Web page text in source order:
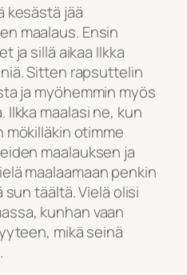
kesästä jää
maalaus. Ensin
ja sillä aikaa Ilkka
Sitten rapsuttelin
ja myöhemmin myös
maalasi ne, kun
mökilläkin otimme
maalauksen ja
maalaamaan penkin
sun täältä. Vielä olisi
kunhan vaan
mikä seinä